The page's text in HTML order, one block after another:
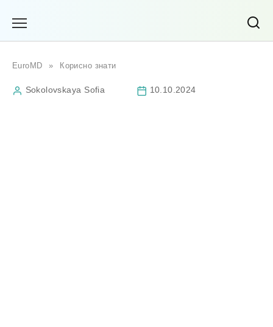
EuroMD » Корисно знати
Sokolovskaya Sofia 10.10.2024